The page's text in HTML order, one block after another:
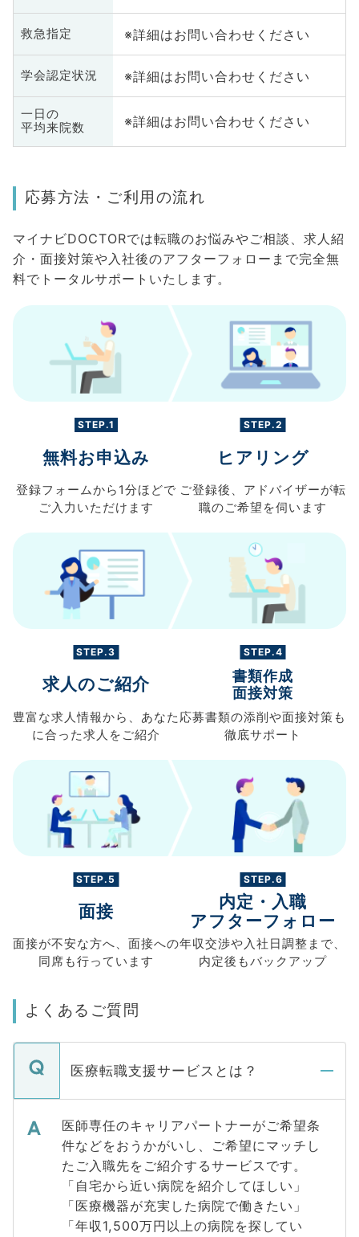
救急指定 ※詳細はお問い合わせください
学会認定状況 ※詳細はお問い合わせください
一日の
平均来院数
※詳細はお問い合わせください
応募方法・ご利用の流れ
マイナビDOCTORでは転職のお悩みやご相談、求人紹
介・面接対策や入社後のアフターフォローまで完全無
料でトータルサポートいたします。
STEP.1
無料お申込み
登録フォームから 1分ほどで
ご入力 いただけます
STEP.2
ヒアリング
ご登録後、 アドバイザーが転
職のご希望を伺います
STEP.3
求人のご紹介
豊富な求人情報から、 あなた
に合った求人を ご紹介
STEP.4
書類作成
面接対策
応募書類の添削や面接対策も
徹底サポート
STEP.5
面接
面接が不安な方へ、 面接への
同席も行っています
STEP.6
内定・入職
アフターフォロー
年収交渉や入社日調整まで、
内定後もバックアップ
よくあるご質問
医療転職支援サービスとは？
医師専任のキャリアパートナーがご希望条
件などをおうかがいし、ご希望にマッチし
たご入職先をご紹介するサービスです。
「自宅から近い病院を紹介してほしい」
「医療機器が充実した病院で働きたい」
「年収1,500万円以上の病院を探してい